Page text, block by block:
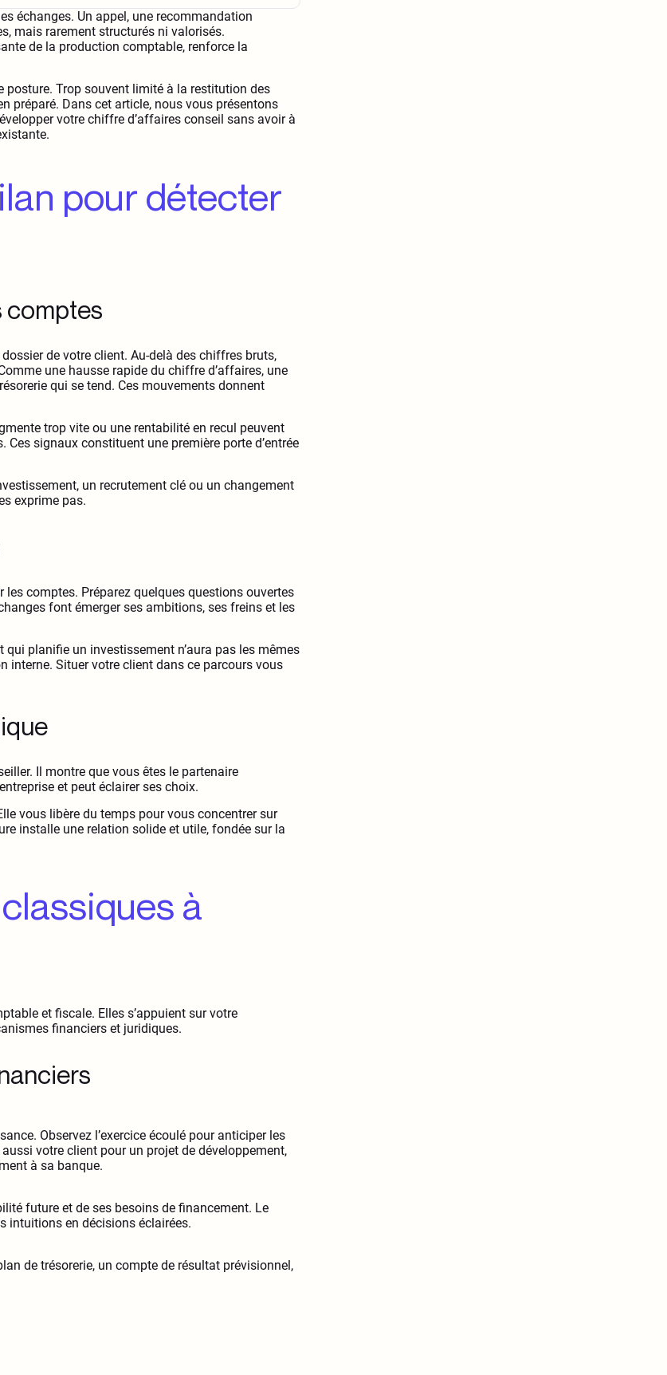
échanges. Un appel, une recommandation
mais rarement structurés ni valorisés.
de la production comptable, renforce la
posture. Trop souvent limité à la restitution des
préparé. Dans cet article, nous vous présentons
votre chiffre d’affaires conseil sans avoir à
pour détecter
comptes
de votre client. Au-delà des chiffres bruts,
une hausse rapide du chiffre d’affaires, une
qui se tend. Ces mouvements donnent
trop vite ou une rentabilité en recul peuvent
signaux constituent une première porte d’entrée
un recrutement clé ou un changement
exprime pas.
comptes. Préparez quelques questions ouvertes
font émerger ses ambitions, ses freins et les
qui planifie un investissement n’aura pas les mêmes
interne. Situer votre client dans ce parcours vous
Il montre que vous êtes le partenaire
et peut éclairer ses choix.
vous libère du temps pour vous concentrer sur
installe une relation solide et utile, fondée sur la
à
et fiscale. Elles s’appuient sur votre
financiers et juridiques.
Observez l’exercice écoulé pour anticiper les
votre client pour un projet de développement,
à sa banque.
future et de ses besoins de financement. Le
intuitions en décisions éclairées.
de trésorerie, un compte de résultat prévisionnel,